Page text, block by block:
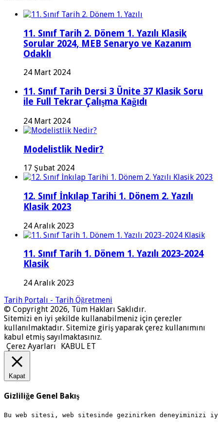
11. Sınıf Tarih 2. Dönem 1. Yazılı Klasik
Sorular 2024, MEB Senaryo ve Kazanım
Odaklı
24 Mart 2024
11. Sınıf Tarih Dersi 3 Ünite 37 Klasik Soru
ile Full Tekrar Çalışma Kağıdı
24 Mart 2024
Modelistlik Nedir?
17 Şubat 2024
12. Sınıf İnkılap Tarihi 1. Dönem 2. Yazılı
Klasik 2023
24 Aralık 2023
11. Sınıf Tarih 1. Dönem 1. Yazılı 2023-2024
Klasik
24 Aralık 2023
Tarih Portalı - Tarih Öğretmeni
© Copyright 2026, Tüm Hakları Saklıdır.
Sitemizi en iyi şekilde kullanabilmeniz için çerezler
kullanılmaktadır. Sitemize giriş yaparak çerez kullanımını
kabul etmiş sayılmaktasınız.
Çerez Ayarları
KABUL ET
Kapat
Gizliliğe Genel Bakış
Bu web sitesi, web sitesinde gezinirken deneyiminizi